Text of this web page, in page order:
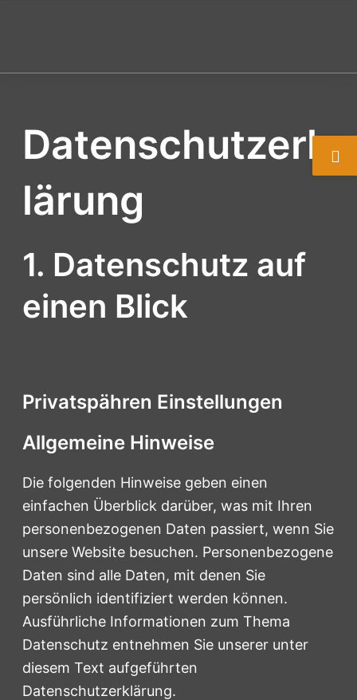
Datenschutzerk
lärung
1. Datenschutz auf
einen Blick
Privatspähren Einstellungen
Allgemeine Hinweise
Die folgenden Hinweise geben einen
einfachen Überblick darüber, was mit Ihren
personenbezogenen Daten passiert, wenn Sie
unsere Website besuchen. Personenbezogene
Daten sind alle Daten, mit denen Sie
persönlich identifiziert werden können.
Ausführliche Informationen zum Thema
Datenschutz entnehmen Sie unserer unter
diesem Text aufgeführten
Datenschutzerklärung.